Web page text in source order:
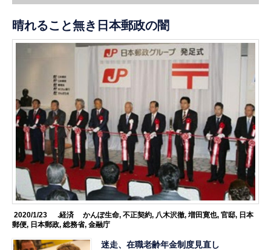
晴れること無き日本郵政の闇
2020/1/23 .経済 かんぽ生命, 不正契約, 八木沢徹, 増田寛也, 官邸, 日本
郵便, 日本郵政,総務省,金融庁
迷走、在職老齢年金制度見直し